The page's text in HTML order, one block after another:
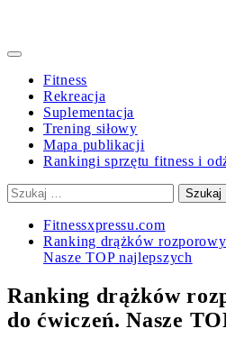
Primary
Fitness
Rekreacja
Suplementacja
Trening siłowy
Mapa publikacji
Rankingi sprzętu fitness i
Szukaj:
Fitnessxpressu.com
Ranking drążków
Nasze TOP najlepszych
Ranking drążków
do ćwiczeń. Nasze